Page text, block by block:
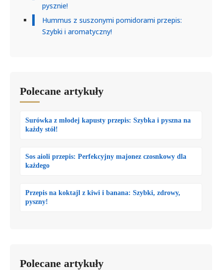
pysznie!
Hummus z suszonymi pomidorami przepis:
Szybki i aromatyczny!
Polecane artykuły
Surówka z młodej kapusty przepis: Szybka i pyszna na
każdy stół!
Sos aioli przepis: Perfekcyjny majonez czosnkowy dla
każdego
Przepis na koktajl z kiwi i banana: Szybki, zdrowy,
pyszny!
Polecane artykuły